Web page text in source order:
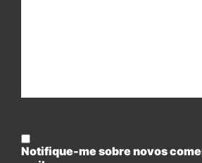
Notifique-me sobre novos